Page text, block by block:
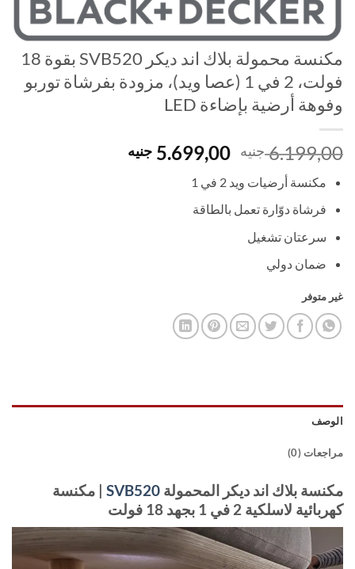
مكنسة محمولة بلاك اند ديكر SVB520 بقوة 18
فولت، 2 في 1 (عصا ويد)، مزودة بفرشاة توربو
وفوهة أرضية بإضاءة LED
6.199,00 جنيه السعر
الأصلي
هو:
6.199,00 EGP.
5.699,00 جنيه
مكنسة أرضيات ويد 2 في 1
فرشاة دوّارة تعمل بالطاقة
سرعتان تشغيل
ضمان دولي
غير متوفر
الوصف
مراجعات (0)
مكنسة بلاك اند ديكر المحمولة SVB520 | مكنسة
كهربائية لاسلكية 2 في 1 بجهد 18 فولت